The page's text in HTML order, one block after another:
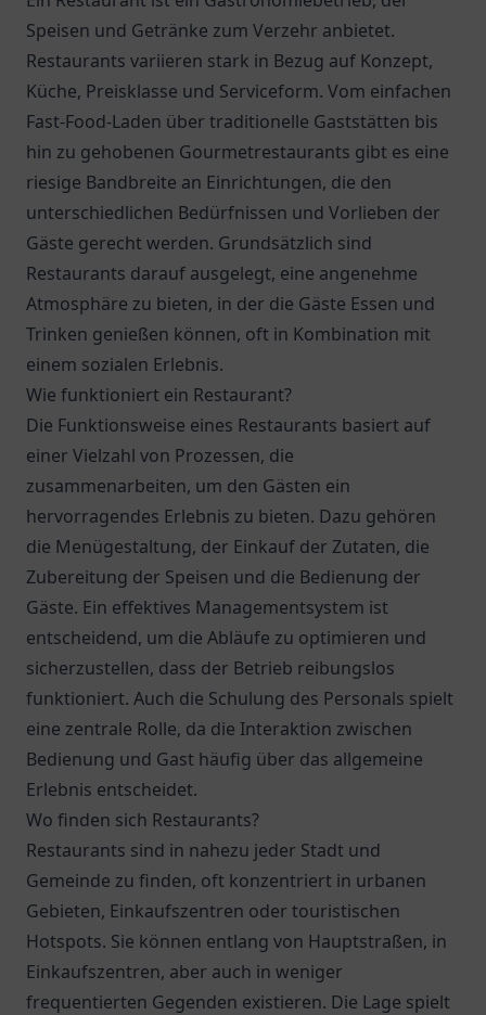
Speisen und Getränke zum Verzehr anbietet.
Restaurants variieren stark in Bezug auf Konzept,
Küche, Preisklasse und Serviceform. Vom einfachen
Fast-Food-Laden über traditionelle Gaststätten bis
hin zu gehobenen Gourmetrestaurants gibt es eine
riesige Bandbreite an Einrichtungen, die den
unterschiedlichen Bedürfnissen und Vorlieben der
Gäste gerecht werden. Grundsätzlich sind
Restaurants darauf ausgelegt, eine angenehme
Atmosphäre zu bieten, in der die Gäste Essen und
Trinken genießen können, oft in Kombination mit
einem sozialen Erlebnis.
Wie funktioniert ein Restaurant?
Die Funktionsweise eines Restaurants basiert auf
einer Vielzahl von Prozessen, die
zusammenarbeiten, um den Gästen ein
hervorragendes Erlebnis zu bieten. Dazu gehören
die Menügestaltung, der Einkauf der Zutaten, die
Zubereitung der Speisen und die Bedienung der
Gäste. Ein effektives Managementsystem ist
entscheidend, um die Abläufe zu optimieren und
sicherzustellen, dass der Betrieb reibungslos
funktioniert. Auch die Schulung des Personals spielt
eine zentrale Rolle, da die Interaktion zwischen
Bedienung und Gast häufig über das allgemeine
Erlebnis entscheidet.
Wo finden sich Restaurants?
Restaurants sind in nahezu jeder Stadt und
Gemeinde zu finden, oft konzentriert in urbanen
Gebieten, Einkaufszentren oder touristischen
Hotspots. Sie können entlang von Hauptstraßen, in
Einkaufszentren, aber auch in weniger
frequentierten Gegenden existieren. Die Lage spielt